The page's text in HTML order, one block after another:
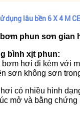
dụng lâu bền 6 X 4 M
phun sơn gian
bình xịt phun:
hơi đi kèm với
sơn không sơn
có nhiều hình
mở và bằng